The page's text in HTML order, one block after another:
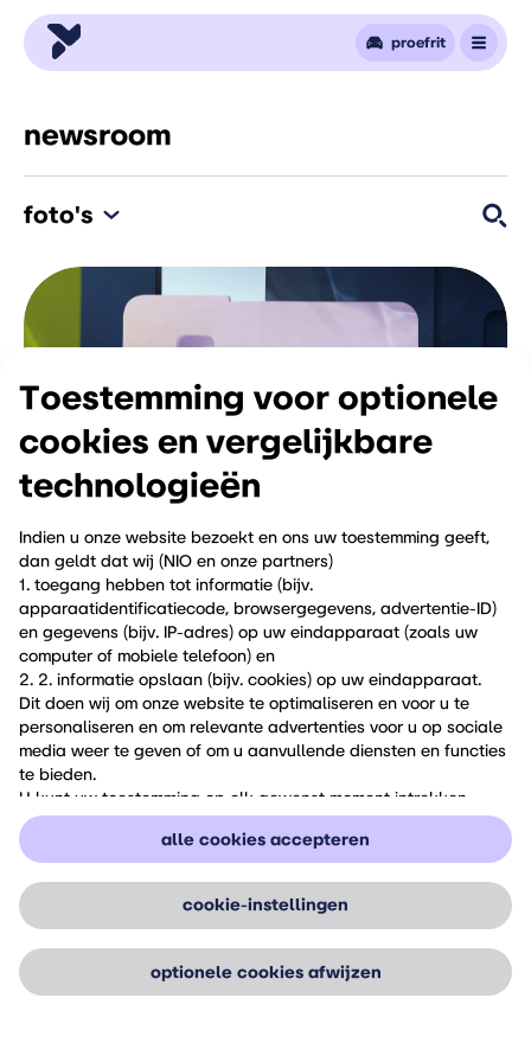
Toestemming voor optionele
cookies en vergelijkbare
technologieёn
Indien u onze website bezoekt en ons uw toestemming geeft,
dan geldt dat wij (NIO en onze partners)
1. toegang hebben tot informatie (bijv.
apparaatidentificatiecode, browsergegevens, advertentie-ID)
en gegevens (bijv. IP-adres) op uw eindapparaat (zoals uw
computer of mobiele telefoon) en
2. 2. informatie opslaan (bijv. cookies) op uw eindapparaat.
Dit doen wij om onze website te optimaliseren en voor u te
personaliseren en om relevante advertenties voor u op sociale
media weer te geven of om u aanvullende diensten en functies
te bieden.
U kunt uw toestemming op elk gewenst moment intrekken
onder "Cookie-instellingen" of daar een individuele selectie
maken. Houd er rekening mee dat het intrekken van uw
toestemming alleen werking heeft voor de toekomst.
Indien u meer wilt weten over cookies en vergelijkbare
technologieën, lees dan ons Cookiebeleid.
alle cookies accepteren
cookie-instellingen
optionele cookies afwijzen
proefrit
newsroom
foto's
firefly exterieur
2024-12-31
NIO ©2026
algemene voorwaardenover NIOveiligheidsrapport
gebruikershandleidingcontactaccessoires
NETHERLANDS/ Dutch